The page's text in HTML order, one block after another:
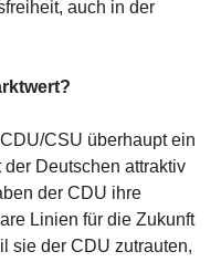
auch in der
CSU überhaupt ein
Deutschen attraktiv
der CDU ihre
Linien für die Zukunft
sie der CDU zutrauten,